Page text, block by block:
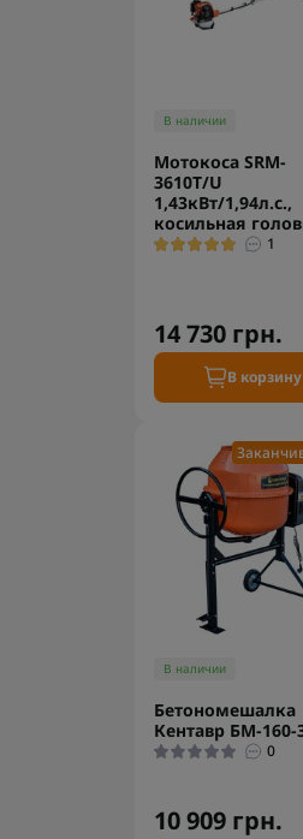
В наличии
Мотокоса SRM-
3610T/U
1,43кВт/1,94л.с.,
косильная
1
14 730 грн.
В корзину
В наличии
Бетономешалка
Кентавр БМ-
0
10 909 грн.